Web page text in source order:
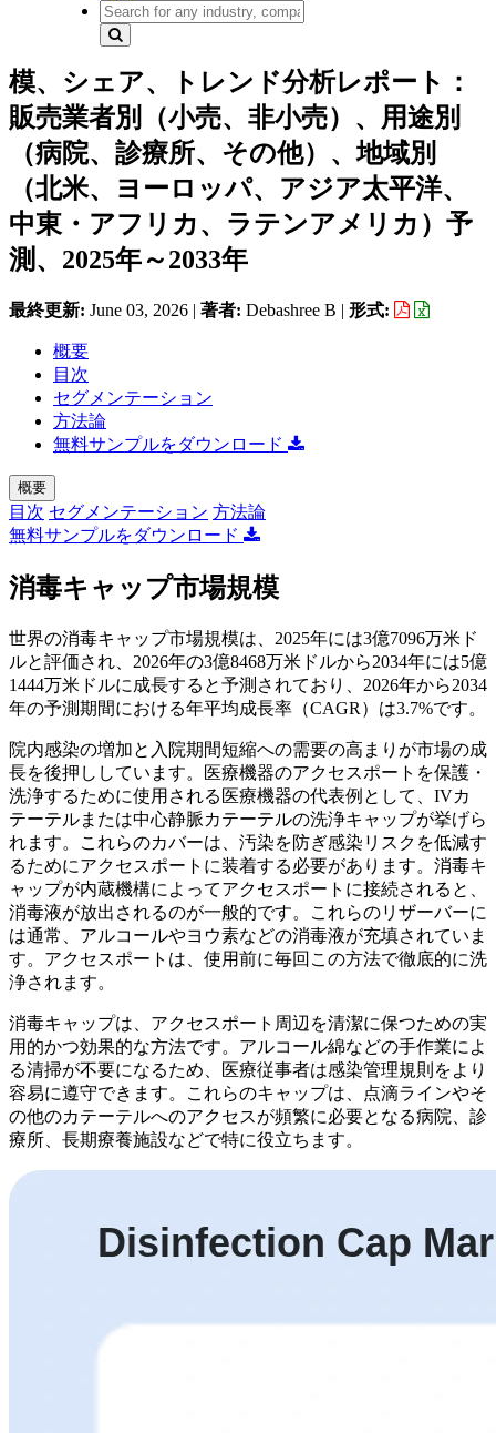
模、シェア、トレンド分析レポート：
販売業者別（小売、非小売）、用途別
（病院、診療所、その他）、地域別
（北米、ヨーロッパ、アジア太平洋、
中東・アフリカ、ラテンアメリカ）予
測、2025年～2033年
最終更新: June 03, 2026 | 著者: Debashree B | 形式:
概要
目次
セグメンテーション
方法論
無料サンプルをダウンロード
概要
目次 セグメンテーション 方法論
無料サンプルをダウンロード
消毒キャップ市場規模
世界の消毒キャップ市場規模は、2025年には3億7096万米ド
ルと評価され、2026年の3億8468万米ドルから2034年には5億
1444万米ドルに成長すると予測されており、2026年から2034
年の予測期間における年平均成長率（CAGR）は3.7%です。
院内感染の増加と入院期間短縮への需要の高まりが市場の成
長を後押ししています。医療機器のアクセスポートを保護・
洗浄するために使用される医療機器の代表例として、IVカ
テーテルまたは中心静脈カテーテルの洗浄キャップが挙げら
れます。これらのカバーは、汚染を防ぎ感染リスクを低減す
るためにアクセスポートに装着する必要があります。消毒キ
ャップが内蔵機構によってアクセスポートに接続されると、
消毒液が放出されるのが一般的です。これらのリザーバーに
は通常、アルコールやヨウ素などの消毒液が充填されていま
す。アクセスポートは、使用前に毎回この方法で徹底的に洗
浄されます。
消毒キャップは、アクセスポート周辺を清潔に保つための実
用的かつ効果的な方法です。アルコール綿などの手作業によ
る清掃が不要になるため、医療従事者は感染管理規則をより
容易に遵守できます。これらのキャップは、点滴ラインやそ
の他のカテーテルへのアクセスが頻繁に必要となる病院、診
療所、長期療養施設などで特に役立ちます。